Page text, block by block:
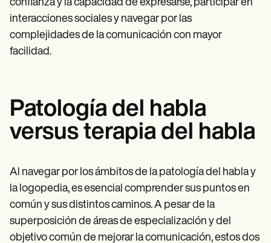
confianza y la capacidad de expresarse, participar en
interacciones sociales y navegar por las
complejidades de la comunicación con mayor
facilidad.
Patología del habla
versus terapia del habla
Al navegar por los ámbitos de la patología del habla y
la logopedia, es esencial comprender sus puntos en
común y sus distintos caminos. A pesar de la
superposición de áreas de especialización y del
objetivo común de mejorar la comunicación, estos dos